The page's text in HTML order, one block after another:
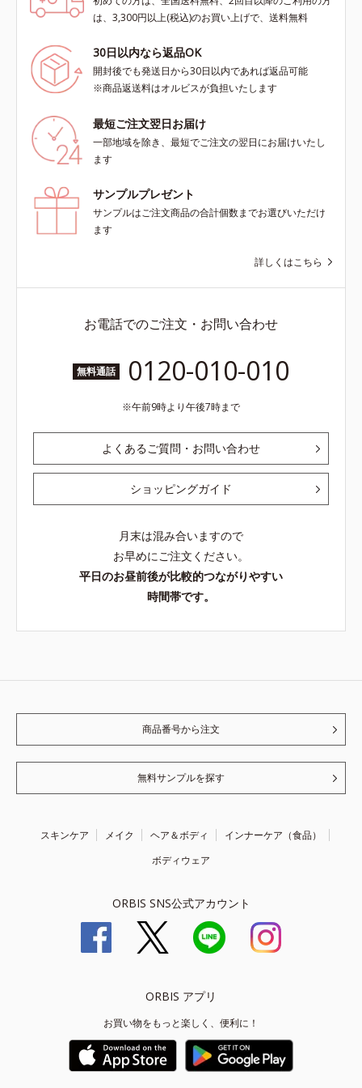
は、3,300円以上(税込)のお買い上げで、送料無料
30日以内なら返品OK
開封後でも発送日から30日以内であれば返品可能
※商品返送料はオルビスが負担いたします
最短ご注文翌日お届け
一部地域を除き、最短でご注文の翌日にお届けいたし
ます
サンプルプレゼント
サンプルはご注文商品の合計個数までお選びいただけ
ます
詳しくはこちら
お電話でのご注文・お問い合わせ
無料通話 0120-010-010
午前9時より午後7時まで
よくあるご質問・お問い合わせ
ショッピングガイド
月末は混み合いますので
お早めにご注文ください。
平日のお昼前後が比較的つながりやすい
時間帯です。
商品番号から注文
無料サンプルを探す
スキンケア メイク ヘア＆ボディ
インナーケア（食品）
ボディウェア
ORBIS SNS公式アカウント
ORBIS アプリ
お買い物をもっと楽しく、便利に！